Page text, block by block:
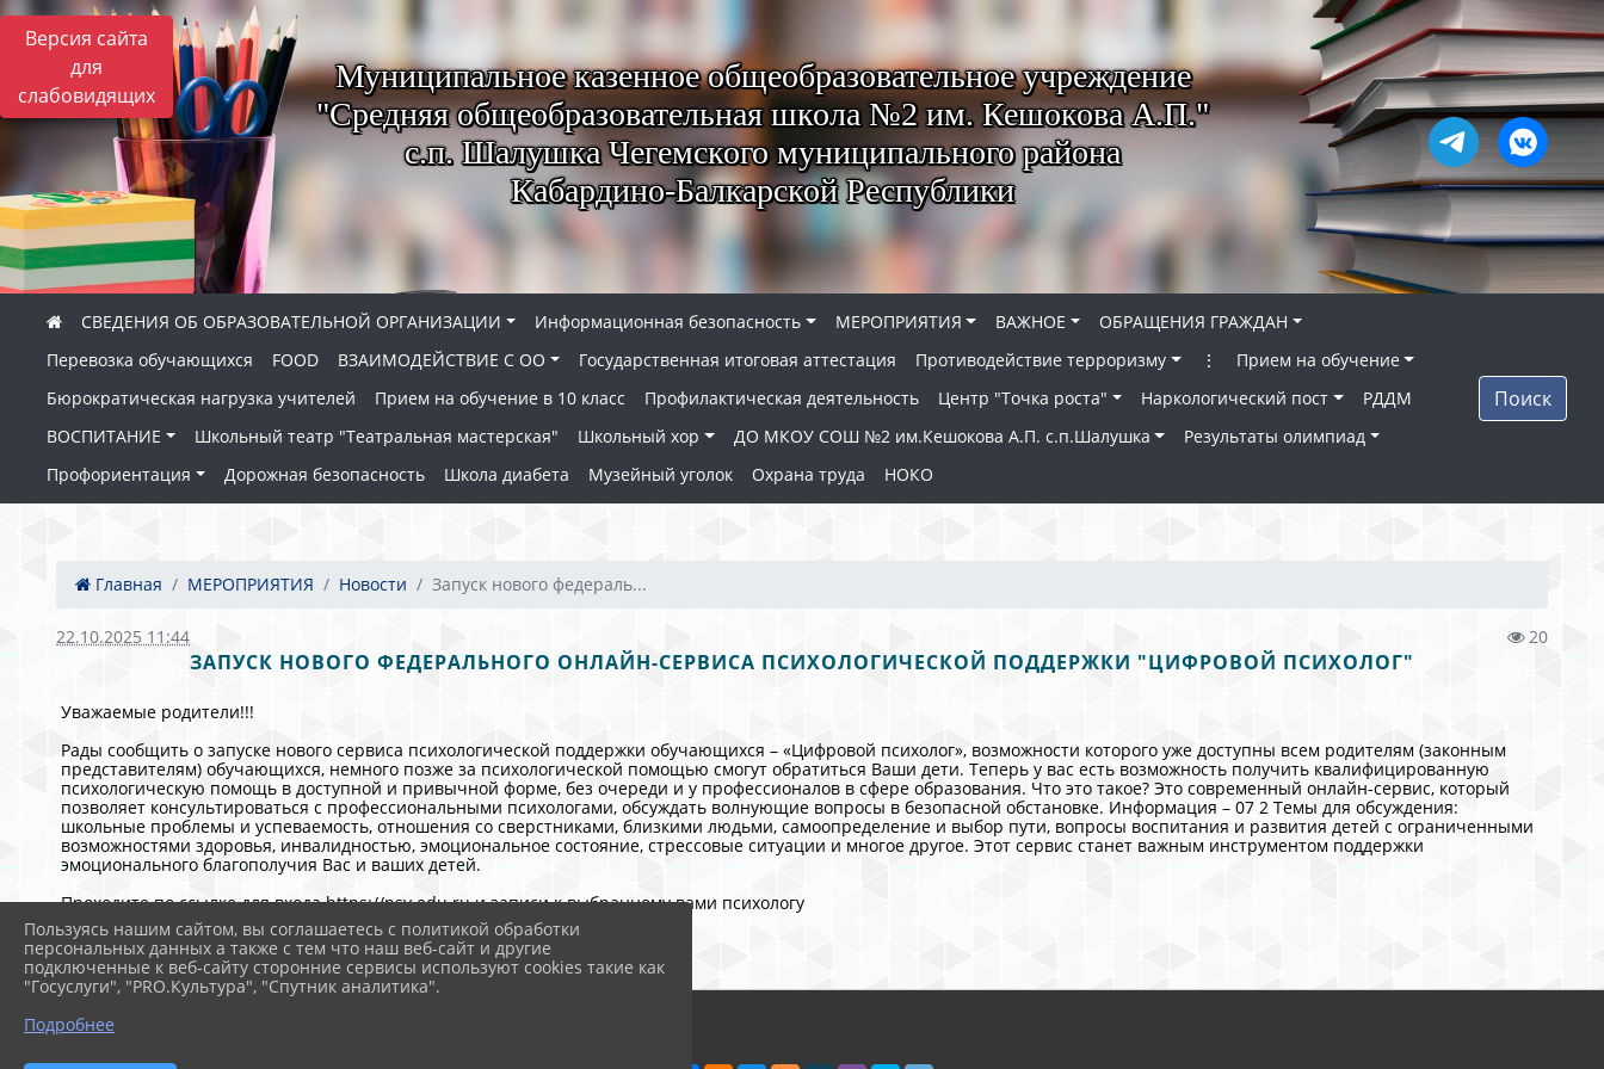
Версия сайта
для
слабовидящих
Муниципальное казенное общеобразовательное учреждение
"Средняя общеобразовательная школа №2 им. Кешокова А.П."
с.п. Шалушка Чегемского муниципального района
Кабардино-Балкарской Республики
СВЕДЕНИЯ ОБ ОБРАЗОВАТЕЛЬНОЙ ОРГАНИЗАЦИИ Информационная безопасность МЕРОПРИЯТИЯ ВАЖНОЕ
ОБРАЩЕНИЯ ГРАЖДАН
Перевозка обучающихся
FOOD ВЗАИМОДЕЙСТВИЕ С ОО Государственная итоговая аттестация Противодействие терроризму ⋮
Прием на обучение
Бюрократическая нагрузка учителей
Прием на обучение в 10 класс Профилактическая деятельность Центр "Точка роста" Наркологический пост
РДДМ
ВОСПИТАНИЕ
Школьный театр "Театральная мастерская" Школьный хор ДО МКОУ СОШ №2 им.Кешокова А.П. с.п.Шалушка
Результаты олимпиад
Профориентация
Дорожная безопасность Школа диабета Музейный уголок Охрана труда НОКО
Поиск
Главная МЕРОПРИЯТИЯ Новости Запуск нового федераль...
22.10.2025 11:44 20
ЗАПУСК НОВОГО ФЕДЕРАЛЬНОГО ОНЛАЙН-СЕРВИСА ПСИХОЛОГИЧЕСКОЙ ПОДДЕРЖКИ "ЦИФРОВОЙ ПСИХОЛОГ"
Уважаемые родители!!!
Рады сообщить о запуске нового сервиса психологической поддержки обучающихся – «Цифровой психолог», возможности которого уже доступны всем родителям (законным
представителям) обучающихся, немного позже за психологической помощью смогут обратиться Ваши дети. Теперь у вас есть возможность получить квалифицированную
психологическую помощь в доступной и привычной форме, без очереди и у профессионалов в сфере образования. Что это такое? Это современный онлайн-сервис, который
позволяет консультироваться с профессиональными психологами, обсуждать волнующие вопросы в безопасной обстановке. Информация – 07 2 Темы для обсуждения:
школьные проблемы и успеваемость, отношения со сверстниками, близкими людьми, самоопределение и выбор пути, вопросы воспитания и развития детей с ограниченными
возможностями здоровья, инвалидностью, эмоциональное состояние, стрессовые ситуации и многое другое. Этот сервис станет важным инструментом поддержки
эмоционального благополучия Вас и ваших детей.
Проходите по ссылке для входа https://psy.edu.ru и записи к выбранному вами психологу
Пользуясь нашим сайтом, вы соглашаетесь с политикой обработки
персональных данных а также с тем что наш веб-сайт и другие
подключенные к веб-сайту сторонние сервисы используют cookies такие как
"Госуслуги", "PRO.Культура", "Спутник аналитика".
Подробнее